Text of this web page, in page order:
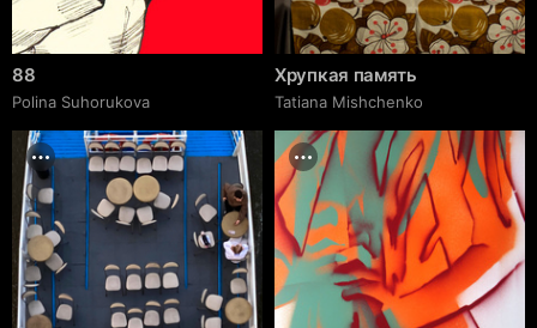
88
Polina Suhorukova
Хрупкая память
Tatiana Mishchenko